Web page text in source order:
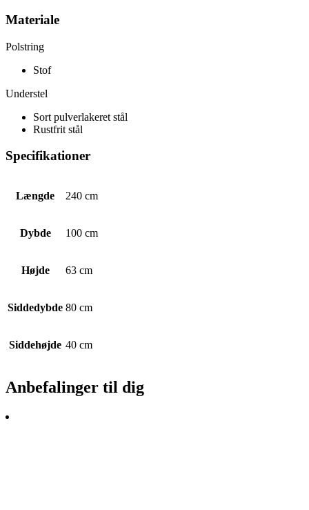
Materiale
Polstring
Stof
Understel
Sort pulverlakeret stål
Rustfrit stål
Specifikationer
Længde 240 cm
Dybde 100 cm
Højde 63 cm
Siddedybde 80 cm
Siddehøjde 40 cm
Anbefalinger til dig